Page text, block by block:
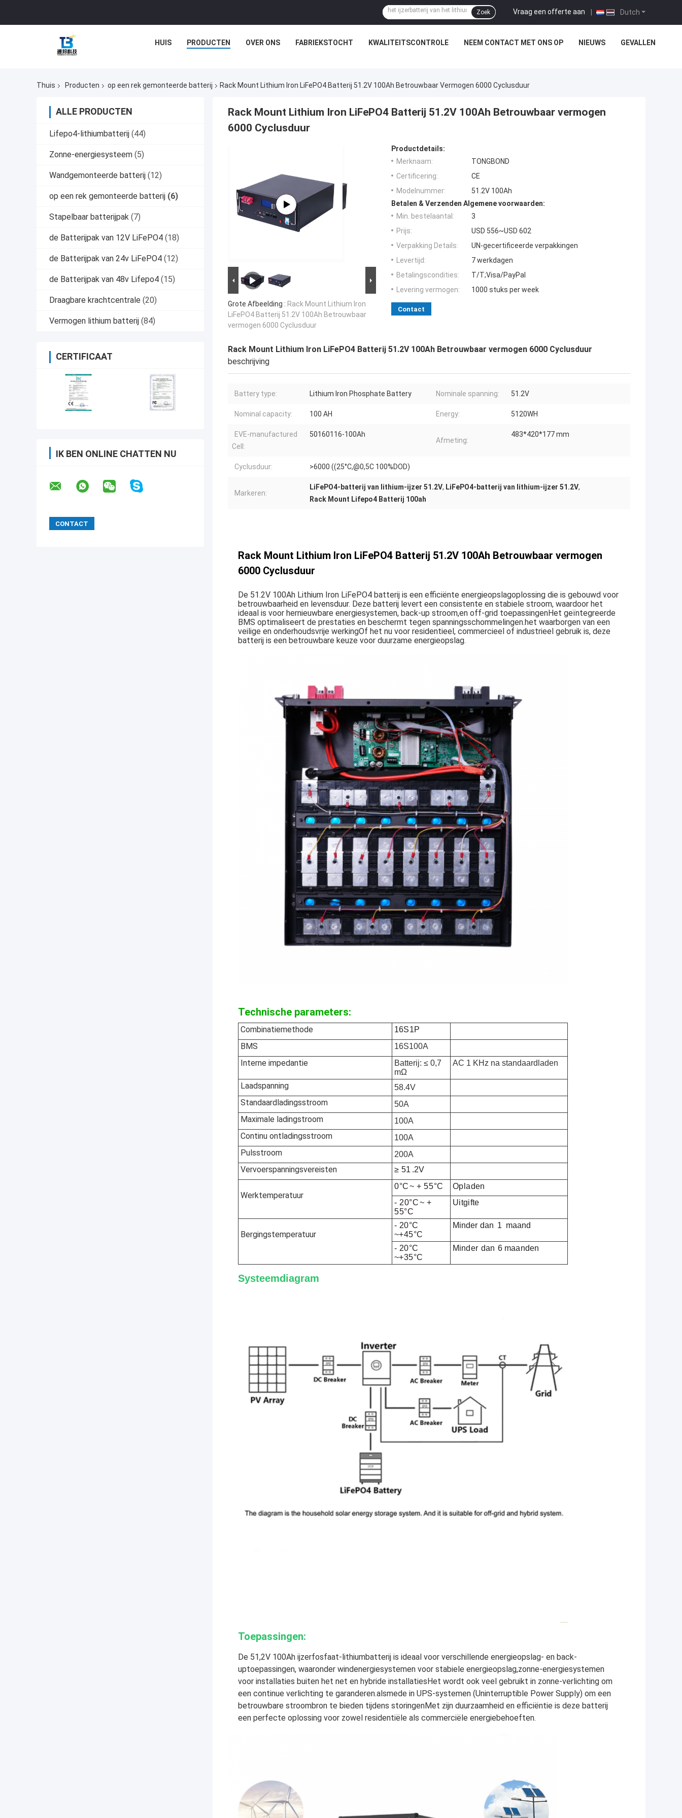
Dutch
Vraag een offerte aan |
Zoek
HUIS PRODUCTEN OVER ONS FABRIEKSTOCHT KWALITEITSCONTROLE NEEM CONTACT MET ONS OP NIEUWS GEVALLEN
Thuis Producten op een rek gemonteerde batterij Rack Mount Lithium Iron LiFePO4 Batterij 51.2V 100Ah Betrouwbaar Vermogen 6000 Cyclusduur
ALLE PRODUCTEN
Lifepo4-lithiumbatterij (44)
Zonne-energiesysteem (5)
Wandgemonteerde batterij (12)
op een rek gemonteerde batterij (6)
Stapelbaar batterijpak (7)
de Batterijpak van 12V LiFePO4 (18)
de Batterijpak van 24v LiFePO4 (12)
de Batterijpak van 48v Lifepo4 (15)
Draagbare krachtcentrale (20)
Vermogen lithium batterij (84)
CERTIFICAAT
IK BEN ONLINE CHATTEN NU
Rack Mount Lithium Iron LiFePO4 Batterij 51.2V 100Ah Betrouwbaar vermogen
6000 Cyclusduur
Grote Afbeelding : Rack Mount Lithium Iron
LiFePO4 Batterij 51.2V 100Ah Betrouwbaar
vermogen 6000 Cyclusduur
Productdetails:
Merknaam:
TONGBOND
Certificering:
CE
Modelnummer:
51.2V 100Ah
Betalen & Verzenden Algemene voorwaarden:
Min. bestelaantal:
3
Prijs:
USD 556~USD 602
Verpakking Details:
UN-gecertificeerde verpakkingen
Levertijd:
7 werkdagen
Betalingscondities:
T/T;Visa/PayPal
Levering vermogen:
1000 stuks per week
Contact
Rack Mount Lithium Iron LiFePO4 Batterij 51.2V 100Ah Betrouwbaar vermogen 6000 Cyclusduur
beschrijving
Battery type: Lithium Iron Phosphate Battery Nominale spanning: 51.2V
Nominal capacity: 100 AH Energy: 5120WH
EVE-manufactured
Cell:
50160116-100Ah
Afmeting:
483*420*177 mm
Cyclusduur: >6000 ((25°C,@0,5C 100%DOD)
Markeren:
LiFePO4-batterij van lithium-ijzer 51.2V, LiFePO4-batterij van lithium-ijzer 51.2V,
Rack Mount Lifepo4 Batterij 100ah
Rack Mount Lithium Iron LiFePO4 Batterij 51.2V 100Ah Betrouwbaar vermogen
6000 Cyclusduur
De 51.2V 100Ah Lithium Iron LiFePO4 batterij is een efficiënte energieopslagoplossing die is gebouwd voor
betrouwbaarheid en levensduur. Deze batterij levert een consistente en stabiele stroom, waardoor het
ideaal is voor hernieuwbare energiesystemen, back-up stroom,en off-grid toepassingenHet geïntegreerde
BMS optimaliseert de prestaties en beschermt tegen spanningsschommelingen.het waarborgen van een
veilige en onderhoudsvrije werkingOf het nu voor residentieel, commercieel of industrieel gebruik is, deze
batterij is een betrouwbare keuze voor duurzame energieopslag.
Technische parameters:
Combinatiemethode 16S1P
BMS 16S100A
Interne impedantie
Batterij: ≤ 0,7
mΩ
AC 1 KHz na standaardladen
Laadspanning 58.4V
Standaardladingsstroom 50A
Maximale ladingstroom 100A
Continu ontladingsstroom 100A
Pulsstroom 200A
Vervoerspanningsvereisten ≥ 51 .2V
Werktemperatuur
0°C~ + 55°C
Opladen
- 20°C~ +
55°C
Uitgifte
Bergingstemperatuur
- 20°C
~+45°C
Minder dan 1 maand
- 20°C
~+35°C
Minder dan 6 maanden
Systeemdiagram
Toepassingen:
De 51,2V 100Ah ijzerfosfaat-lithiumbatterij is ideaal voor verschillende energieopslag- en back-
uptoepassingen, waaronder windenergiesystemen voor stabiele energieopslag,zonne-energiesystemen
voor installaties buiten het net en hybride installatiesHet wordt ook veel gebruikt in zonne-verlichting om
een continue verlichting te garanderen.alsmede in UPS-systemen (Uninterruptible Power Supply) om een
betrouwbare stroombron te bieden tijdens storingenMet zijn duurzaamheid en efficiëntie is deze batterij
een perfecte oplossing voor zowel residentiële als commerciële energiebehoeften.